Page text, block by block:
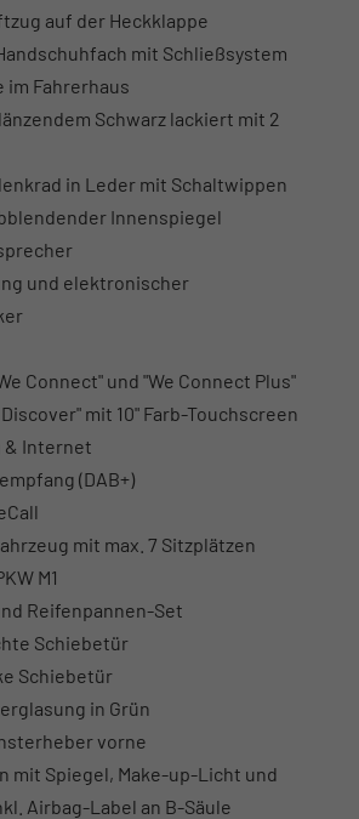
auf der Heckklappe
mit Schließsystem
Fahrerhaus
Schwarz lackiert mit 2
in Leder mit Schaltwippen
Innenspiegel
und elektronischer
Connect" und "We Connect Plus"
mit 10" Farb-Touchscreen
& Internet
(DAB+)
mit max. 7 Sitzplätzen
M1
Reifenpannen-Set
Schiebetür
Schiebetür
in Grün
vorne
mit Spiegel, Make-up-Licht und
Airbag-Label an B-Säule